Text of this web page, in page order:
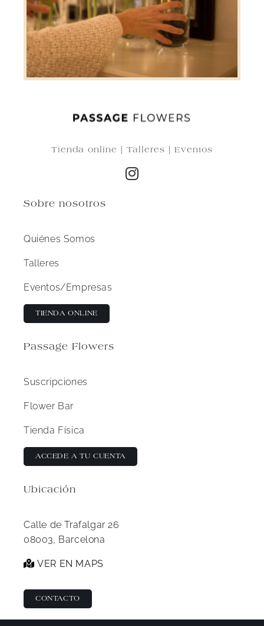
Tienda online | Talleres | Eventos
Sobre nosotros
Quiénes Somos
Talleres
Eventos/Empresas
TIENDA ONLINE
Passage Flowers
Suscripciones
Flower Bar
Tienda Física
ACCEDE A TU CUENTA
Ubicación
Calle de Trafalgar 26
08003, Barcelona
VER EN MAPS
CONTACTO